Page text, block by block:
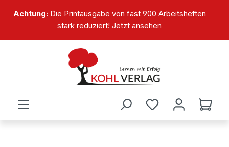
springen
Achtung:Die Printausgabe von fast 900 Arbeitsheften
stark reduziert! Jetzt ansehen